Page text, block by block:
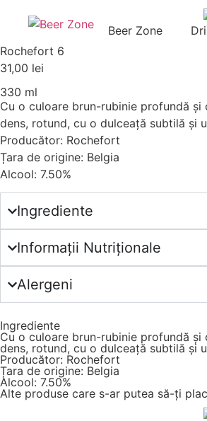
Beer Zone
Rochefort 6
31,00 lei
330 ml
Cu o culoare brun-rubinie profundă
dens, rotund, cu o dulceață subtilă și
Producător: Rochefort
Țara de origine: Belgia
Alcool: 7.50%
Ingrediente
Informații Nutriționale
Alergeni
Ingrediente
Cu o culoare brun-rubinie profundă
dens, rotund, cu o dulceață subtilă și
Producător: Rochefort
Țara de origine: Belgia
Alcool: 7.50%
Alte produse care s-ar putea să-ți